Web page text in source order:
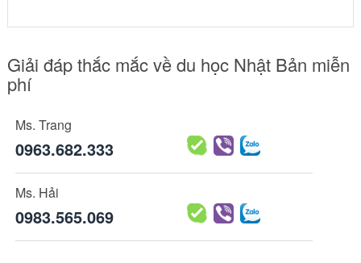
Giải đáp thắc mắc về du học Nhật Bản miễn
phí
Ms. Trang
0963.682.333
Ms. Hải
0983.565.069